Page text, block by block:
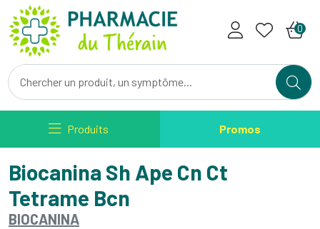
Pharmacie du Therain Votre
0
Produits Promos
Biocanina Sh Ape Cn Ct
Tetrame Bcn
BIOCANINA